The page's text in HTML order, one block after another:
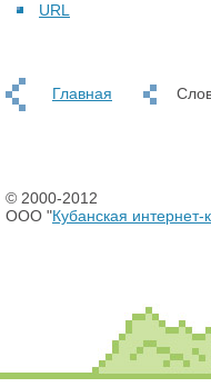
URL
Главная
© 2000-2012
ООО "Кубанская интернет-